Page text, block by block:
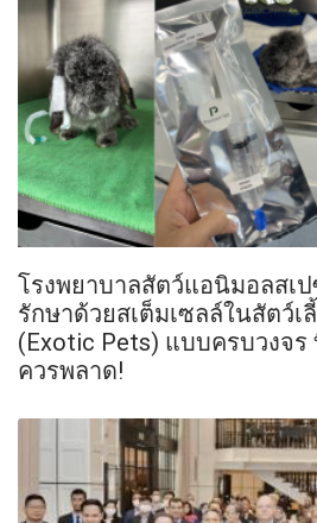
โรงพยาบาลสัตว์แอนิมอลสเ
รักษาด้วยสเต็มเซลล์ในสัตว์เ
(Exotic Pets) แบบครบวงจร
ควรพลาด!